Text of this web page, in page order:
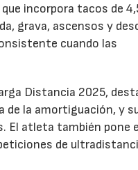
incorpora tacos de
grava, ascensos y
cuando las
Distancia 2025,
de la amortiguación, y
El atleta también pone
de